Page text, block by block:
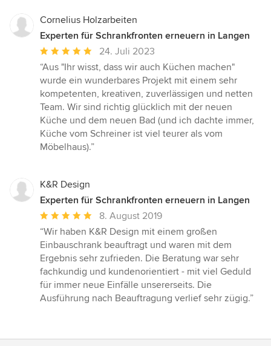
Cornelius Holzarbeiten
Experten für Schrankfronten erneuern in Langen
Durchschnittliche
Bewertung:
5
von
5
Sternen
24. Juli 2023
“Aus "Ihr wisst, dass wir auch Küchen machen"
wurde ein wunderbares Projekt mit einem sehr
kompetenten, kreativen, zuverlässigen und netten
Team. Wir sind richtig glücklich mit der neuen
Küche und dem neuen Bad (und ich dachte immer,
Küche vom Schreiner ist viel teurer als vom
Möbelhaus).”
K&R Design
Experten für Schrankfronten erneuern in Langen
Durchschnittliche
Bewertung:
5
von
5
Sternen
8. August 2019
“Wir haben K&R Design mit einem großen
Einbauschrank beauftragt und waren mit dem
Ergebnis sehr zufrieden. Die Beratung war sehr
fachkundig und kundenorientiert - mit viel Geduld
für immer neue Einfälle unsererseits. Die
Ausführung nach Beauftragung verlief sehr zügig.”